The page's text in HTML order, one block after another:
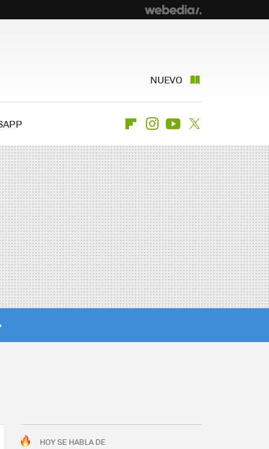
NUEVO
FlipboardInstagramYoutube
HOY SE HABLA DE